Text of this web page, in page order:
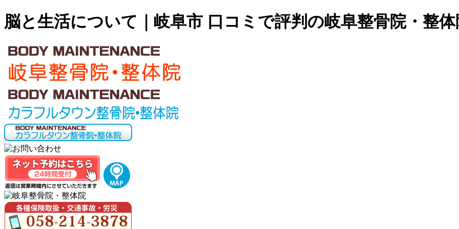
脳と生活について｜岐阜市 口コミで評判の岐阜整骨院・整体